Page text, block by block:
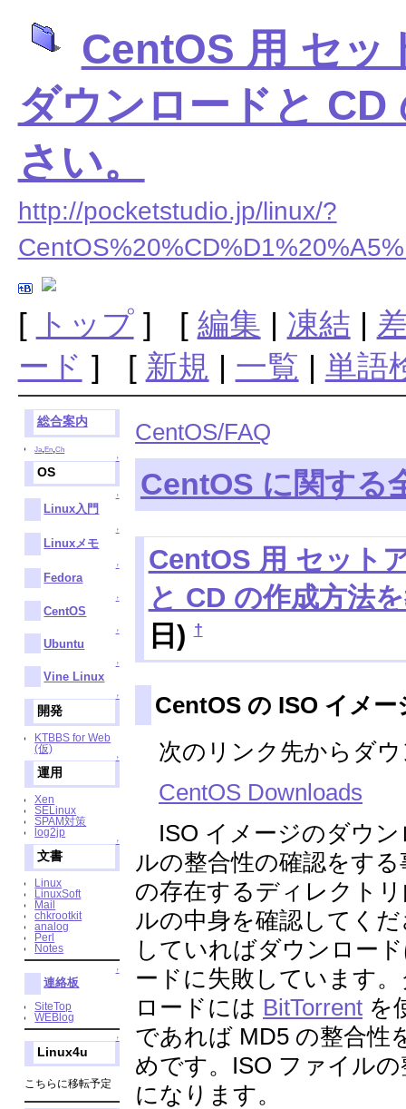
CentOS 用 セッ
ダウンロードと
さい。
http://pocketstudio.jp/linux/?
[ トップ] [ 編集 | 凍結 |
ード ] [ 新規 | 一覧 | 単語
総合案内
Ja ,En ,Ch
↑
OS
↑
Linux入門
↑
Linuxメモ
↑
Fedora
↑
CentOS
↑
Ubuntu
↑
Vine Linux
↑
開発
KTBBS for Web
(仮)
↑
運用
Xen
SELinux
SPAM対策
log2jp
↑
文書
Linux
LinuxSoft
Mail
chkrootkit
analog
Perl
Notes
↑
連絡板
SiteTop
WEBlog
↑
Linux4u
こちらに移転予定
CentOS/FAQ
CentOS に関する
CentOS 用 セット
と CD の作成方法
日)†
CentOS の ISO イメ
次のリンク先からダ
CentOS Downloads
ISO イメージのダウン
ルの整合性の確認をす
の存在するディレクト
ルの中身を確認してく
していればダウンロー
ードに失敗しています
ロードには BitTorrent を
であれば MD5 の整合性
めです。ISO ファイル
になります。